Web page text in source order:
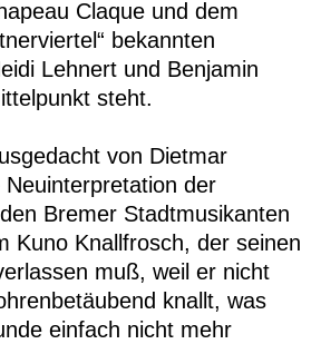
Claque und dem
bekannten
Lehnert und Benjamin
steht.
von Dietmar
der
Bremer Stadtmusikanten
Kuno Knallfrosch, der seinen
muß, weil er nicht
knallt, was
einfach nicht mehr